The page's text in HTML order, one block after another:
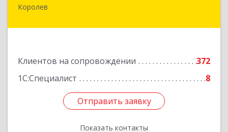
Королев
Клиентов на сопровождении
372
1С:Специалист
8
Отправить заявку
Показать контакты
Отправить заявку
Назад